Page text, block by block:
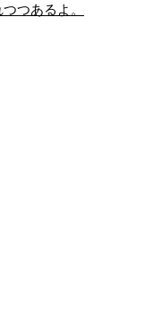
つあるよ。